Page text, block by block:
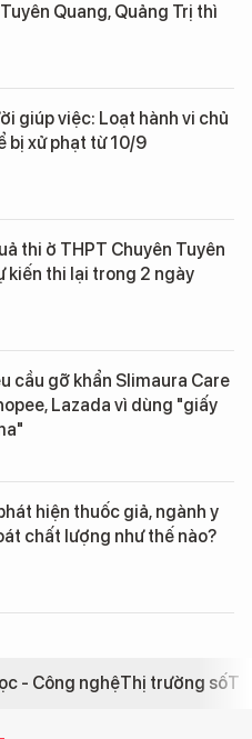
Quang, Quảng Trị thì
giúp việc: Loạt hành vi chủ
bị xử phạt từ 10/9
thi ở THPT Chuyên Tuyên
kiến thi lại trong 2 ngày
cầu gỡ khẩn Slimaura Care
Lazada vì dùng "giấy
hiện thuốc giả, ngành y
chất lượng như thế nào?
- Công nghệThị trường số